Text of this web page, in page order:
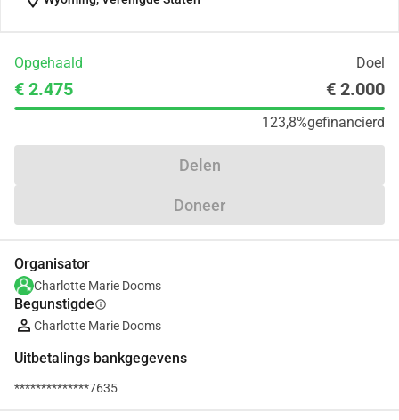
Opgehaald Doel
€ 2.475 € 2.000
123,8%gefinancierd
Delen
Doneer
Organisator
Charlotte Marie Dooms
Begunstigdeinfo
Charlotte Marie Dooms
Uitbetalings bankgegevens
**************7635